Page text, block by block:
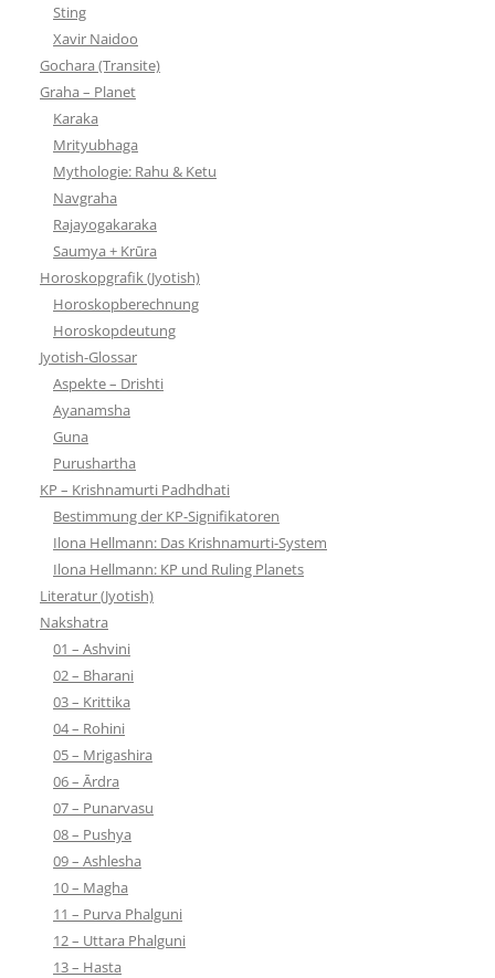
Sting
Xavir Naidoo
Gochara (Transite)
Graha – Planet
Karaka
Mrityubhaga
Mythologie: Rahu & Ketu
Navgraha
Rajayogakaraka
Saumya + Krūra
Horoskopgrafik (Jyotish)
Horoskopberechnung
Horoskopdeutung
Jyotish-Glossar
Aspekte – Drishti
Ayanamsha
Guna
Purushartha
KP – Krishnamurti Padhdhati
Bestimmung der KP-Signifikatoren
Ilona Hellmann: Das Krishnamurti-System
Ilona Hellmann: KP und Ruling Planets
Literatur (Jyotish)
Nakshatra
01 – Ashvini
02 – Bharani
03 – Krittika
04 – Rohini
05 – Mrigashira
06 – Ārdra
07 – Punarvasu
08 – Pushya
09 – Ashlesha
10 – Magha
11 – Purva Phalguni
12 – Uttara Phalguni
13 – Hasta